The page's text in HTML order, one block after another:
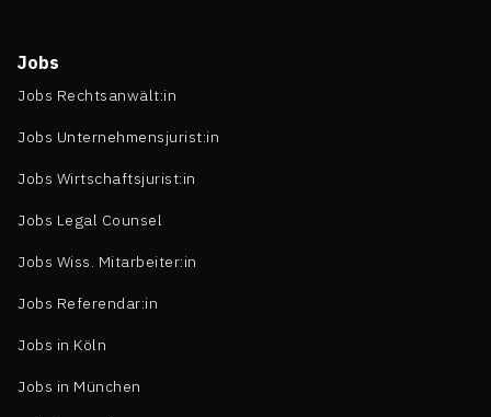
Jobs
Jobs Rechtsanwält:in
Jobs Unternehmensjurist:in
Jobs Wirtschaftsjurist:in
Jobs Legal Counsel
Jobs Wiss. Mitarbeiter:in
Jobs Referendar:in
Jobs in Köln
Jobs in München